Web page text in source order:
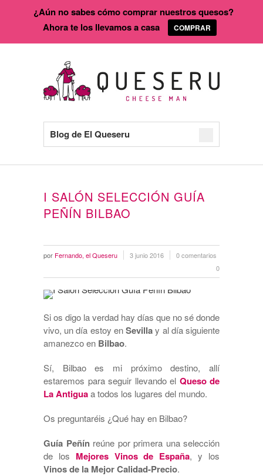
Blog de El Queseru
I SALÓN SELECCIÓN GUÍA
PEÑÍN BILBAO
por Fernando, el Queseru 3 junio 2016
0 comentarios
0
Si os digo la verdad hay días que no sé donde
vivo, un día estoy enSevillay al día siguiente
amanezco en Bilbao.
Sí, Bilbao es mi próximo destino, allí
estaremos para seguir llevando el Queso de
La Antiguaa todos los lugares del mundo.
Os preguntaréis ¿Qué hay en Bilbao?
Guía Peñínreúne por primera una selección
de los Mejores Vinos de España, y los
Vinos de la Mejor Calidad-Precio.
¿Aún no sabes cómo comprar nuestros quesos?
Ahora te los llevamos a casa
COMPRAR